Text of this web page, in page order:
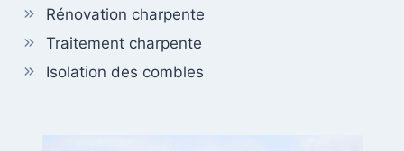
Rénovation charpente
Traitement charpente
Isolation des combles